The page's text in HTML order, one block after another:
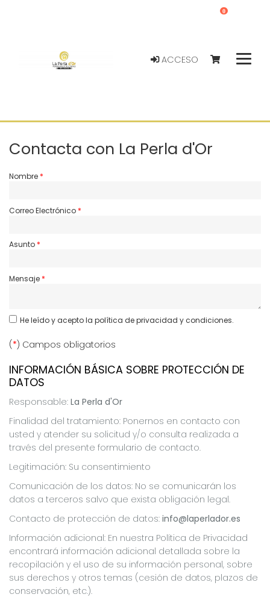
ACCESO
0
Contacta con La Perla d'Or
Nombre
Correo Electrónico
Asunto
Mensaje
He leído y aceptola política de privacidad y condiciones.
(*) Campos obligatorios
INFORMACIÓN BÁSICA SOBRE PROTECCIÓN DE
DATOS
Responsable: La Perla d'Or
Finalidad del tratamiento: Ponernos en contacto con
usted y atender su solicitud y/o consulta realizada a
través del presente formulario de contacto.
Legitimación: Su consentimiento
Comunicación de los datos: No se comunicarán los
datos a terceros salvo que exista obligación legal.
Contacto de protección de datos: info@laperlador.es
Información adicional: En nuestra Política de Privacidad
encontrará información adicional detallada sobre la
recopilación y el uso de su información personal, sobre
sus derechos y otros temas (cesión de datos, plazos de
conservación, etc.).